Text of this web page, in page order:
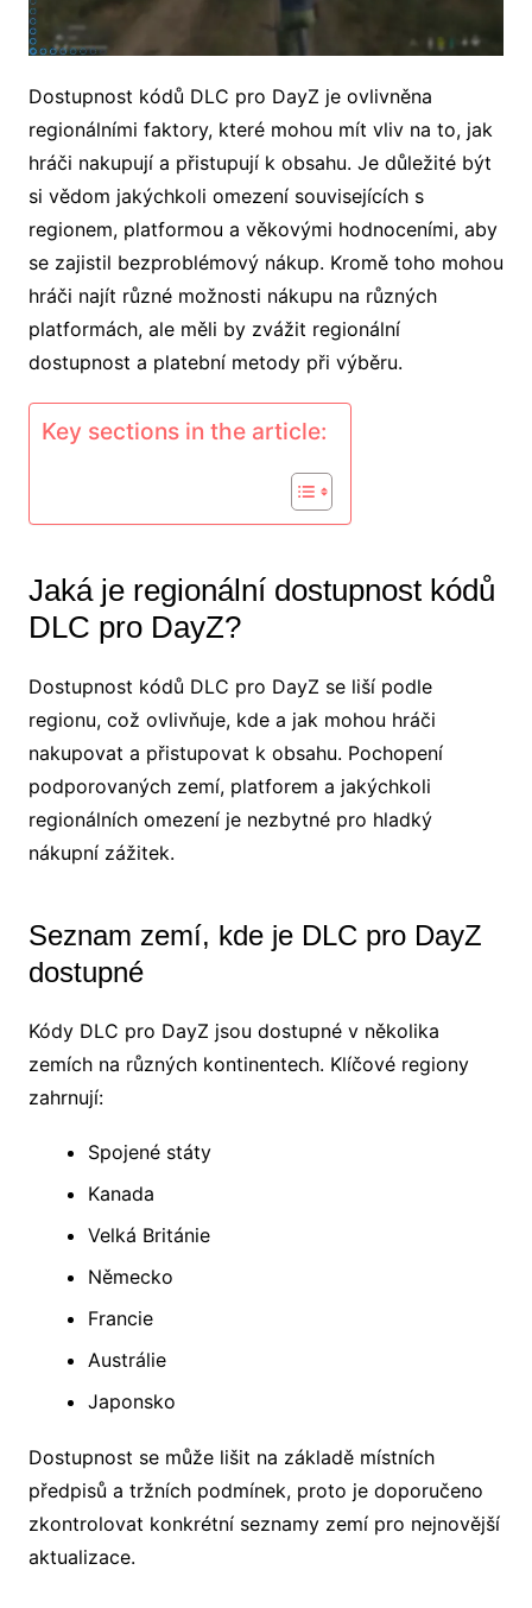
Dostupnost kódů DLC pro DayZ je ovlivněna
regionálními faktory, které mohou mít vliv na to, jak
hráči nakupují a přistupují k obsahu. Je důležité být
si vědom jakýchkoli omezení souvisejících s
regionem, platformou a věkovými hodnoceními, aby
se zajistil bezproblémový nákup. Kromě toho mohou
hráči najít různé možnosti nákupu na různých
platformách, ale měli by zvážit regionální
dostupnost a platební metody při výběru.
Key sections in the article:
Jaká je regionální dostupnost kódů
DLC pro DayZ?
Dostupnost kódů DLC pro DayZ se liší podle
regionu, což ovlivňuje, kde a jak mohou hráči
nakupovat a přistupovat k obsahu. Pochopení
podporovaných zemí, platforem a jakýchkoli
regionálních omezení je nezbytné pro hladký
nákupní zážitek.
Seznam zemí, kde je DLC pro DayZ
dostupné
Kódy DLC pro DayZ jsou dostupné v několika
zemích na různých kontinentech. Klíčové regiony
zahrnují:
Spojené státy
Kanada
Velká Británie
Německo
Francie
Austrálie
Japonsko
Dostupnost se může lišit na základě místních
předpisů a tržních podmínek, proto je doporučeno
zkontrolovat konkrétní seznamy zemí pro nejnovější
aktualizace.